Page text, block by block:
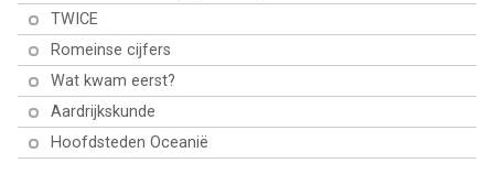
TWICE
Romeinse cijfers
Wat kwam eerst?
Aardrijkskunde
Hoofdsteden Oceanië